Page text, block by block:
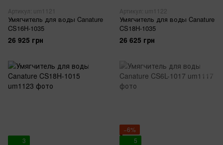
Артикул: um1121
Умягчитель для воды Canature
CS16H-1035
26 925 грн
Артикул: um1122
Умягчитель для воды Canature
CS18H-1035
26 625 грн
3
−6%
5